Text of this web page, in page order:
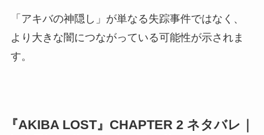
「アキバの神隠し」が単なる失踪事件ではなく、
より大きな闇につながっている可能性が示されま
す。
『AKIBA LOST』CHAPTER 2 ネタバレ｜